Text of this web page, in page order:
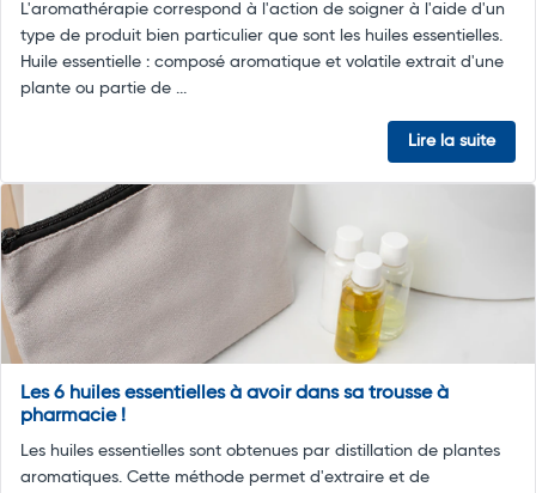
L'aromathérapie correspond à l'action de soigner à l'aide d'un
type de produit bien particulier que sont les huiles essentielles.
Huile essentielle : composé aromatique et volatile extrait d'une
plante ou partie de ...
Lire la suite
Les 6 huiles essentielles à avoir dans sa trousse à
pharmacie !
Les huiles essentielles sont obtenues par distillation de plantes
aromatiques. Cette méthode permet d'extraire et de